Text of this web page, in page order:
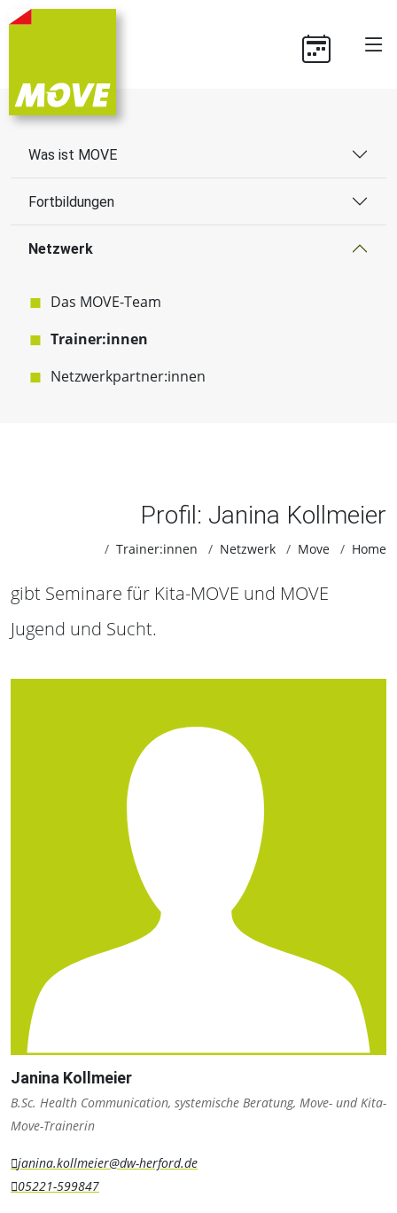
Was ist MOVE
Fortbildungen
Netzwerk
Das MOVE-Team
Trainer:innen
Netzwerkpartner:innen
Profil: Janina Kollmeier
Trainer:innen Netzwerk Move Home
gibt Seminare für Kita-MOVE und MOVE
Jugend und Sucht.
Janina Kollmeier
B.Sc. Health Communication, systemische Beratung, Move- und Kita-
Move-Trainerin
janina.kollmeier@dw-herford.de
05221-599847